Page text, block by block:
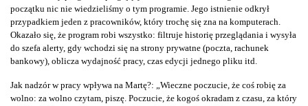
początku nic nie wiedzieliśmy o tym programie. Jego istnienie odkrył
przypadkiem jeden z pracowników, który trochę się zna na komputerach.
Okazało się, że program robi wszystko: filtruje historię przeglądania i wysyła
do szefa alerty, gdy wchodzi się na strony prywatne (poczta, rachunek
bankowy), oblicza wydajność pracy, czas edycji jednego pliku itd.
Jak nadzór w pracy wpływa na Martę?: „Wieczne poczucie, że coś robię za
wolno: za wolno czytam, piszę. Poczucie, że kogoś okradam z czasu, za który